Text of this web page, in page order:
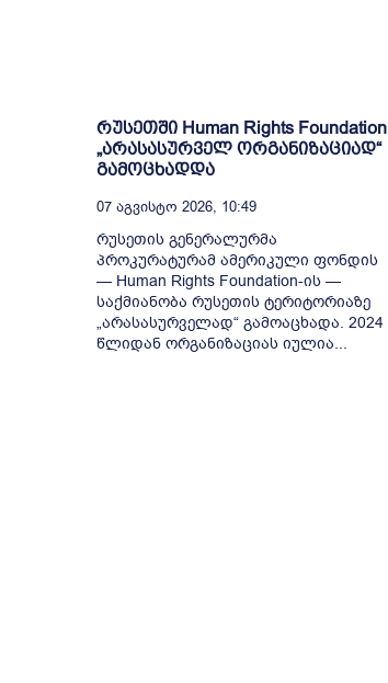
რუსეთში Human Rights Foundation
„არასასურველ ორგანიზაციად“
გამოცხადდა
07 Აგვისტო 2026, 10:49
რუსეთის გენერალურმა
პროკურატურამ ამერიკული ფონდის
— Human Rights Foundation-ის —
საქმიანობა რუსეთის ტერიტორიაზე
„არასასურველად“ გამოაცხადა. 2024
წლიდან ორგანიზაციას იულია...